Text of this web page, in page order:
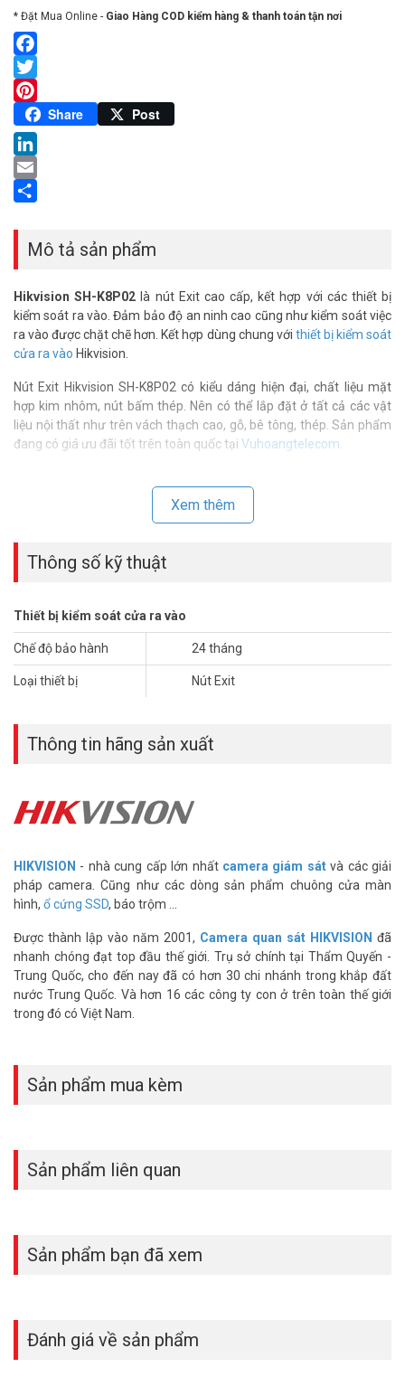
* Đặt Mua Online - Giao Hàng COD kiểm hàng & thanh toán tận nơi
Facebook
Twitter
Pinterest
Share Post
LinkedIn
Email
Mô tả sản phẩm
Hikvision SH-K8P02 là nút Exit cao cấp, kết hợp với các thiết bị
kiểm soát ra vào. Đảm bảo độ an ninh cao cũng như kiểm soát việc
ra vào được chặt chẽ hơn. Kết hợp dùng chung với thiết bị kiểm soát
cửa ra vào Hikvision.
Nút Exit Hikvision SH-K8P02 có kiểu dáng hiện đại, chất liệu mặt
hợp kim nhôm, nút bấm thép. Nên có thể lắp đặt ở tất cả các vật
liệu nội thất như trên vách thạch cao, gỗ, bê tông, thép. Sản phẩm
đang có giá ưu đãi tốt trên toàn quốc tại Vuhoangtelecom
Hikvision SH-K8P02
– Nút bấm thép
– Kích thước (Dài x rộng x cao): 90×35×28.9mm
– Bảo hành: 12 tháng
Đặt mua hàng Online ngay Hikvision SH-K8P02 mới nhất, xin vui
lòng liên hệ HOTLINE
để được hỗ trợ tốt nhất. Tham
khảo thêm hình ảnh tại
Facebook Vuhoangtelecom
Xem thêm
Thông số kỹ thuật
Thiết bị kiểm soát cửa ra vào
Chế độ bảo hành 24 tháng
Loại thiết bị Nút Exit
Thông tin hãng sản xuất
HIKVISION - nhà cung cấp lớn nhất camera giám sátvà các giải
pháp camera. Cũng như các dòng sản phẩm chuông cửa màn
hình, ổ cứng SSD, báo trộm ...
Được thành lập vào năm 2001, Camera quan sát HIKVISION đã
nhanh chóng đạt top đầu thế giới. Trụ sở chính tại Thẩm Quyến -
Trung Quốc, cho đến nay đã có hơn 30 chi nhánh trong khắp đất
nước Trung Quốc. Và hơn 16 các công ty con ở trên toàn thế giới
trong đó có Việt Nam.
Sản phẩm mua kèm
Sản phẩm liên quan
Sản phẩm bạn đã xem
Đánh giá về sản phẩm